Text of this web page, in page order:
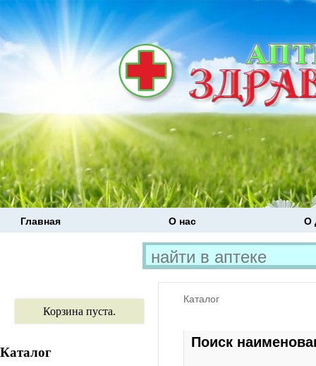
Главная О нас О
Корзина пуста.
Каталог
Каталог
Поиск